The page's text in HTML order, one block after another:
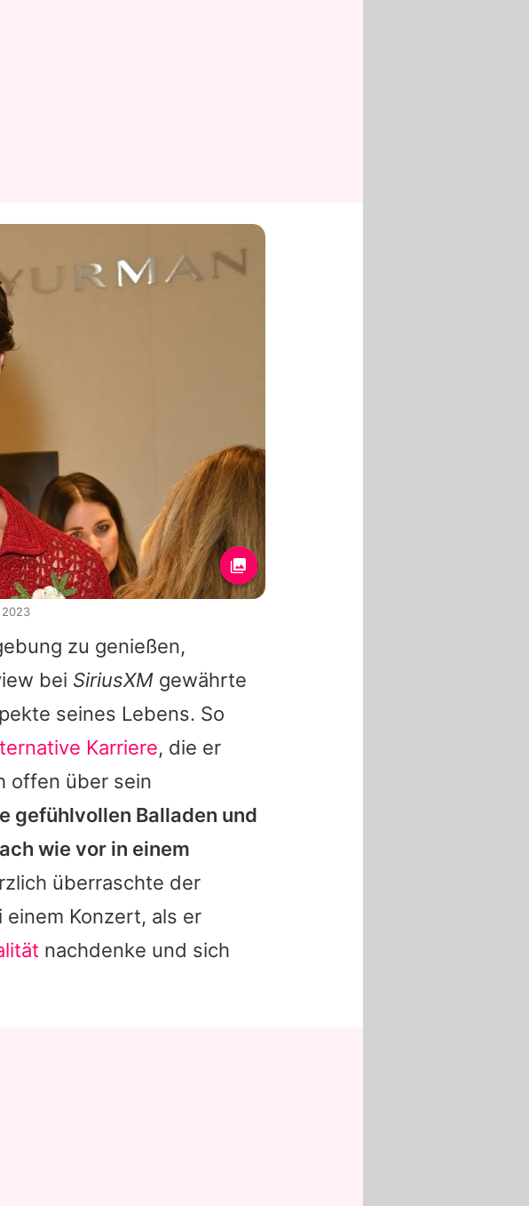
zu genießen,
bei SiriusXM gewährte
seines Lebens. So
Karriere, die er
offen über sein
gefühlvollen Balladen und
wie vor in einem
überraschte der
Konzert, als er
nachdenke und sich